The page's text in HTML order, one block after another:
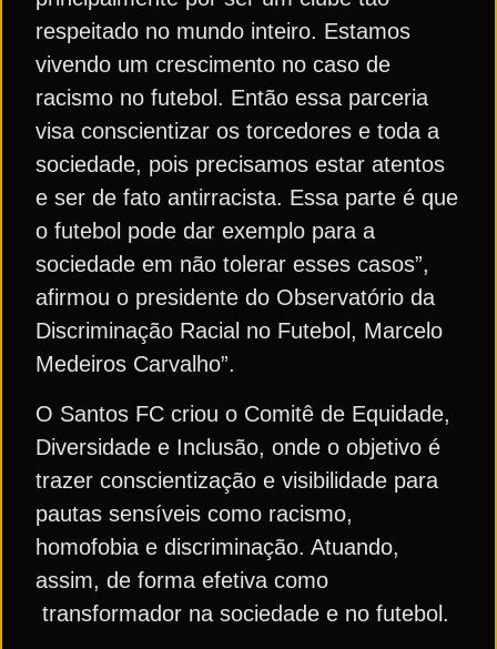
respeitado no mundo inteiro. Estamos
vivendo um crescimento no caso de
racismo no futebol. Então essa parceria
visa conscientizar os torcedores e toda a
sociedade, pois precisamos estar atentos
e ser de fato antirracista. Essa parte é que
o futebol pode dar exemplo para a
sociedade em não tolerar esses casos”,
afirmou o presidente do Observatório da
Discriminação Racial no Futebol, Marcelo
Medeiros Carvalho”.
O Santos FC criou o Comitê de Equidade,
Diversidade e Inclusão, onde o objetivo é
trazer conscientização e visibilidade para
pautas sensíveis como racismo,
homofobia e discriminação. Atuando,
assim, de forma efetiva como
transformador na sociedade e no futebol.